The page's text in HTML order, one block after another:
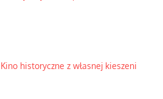
Kino historyczne z własnej kieszeni